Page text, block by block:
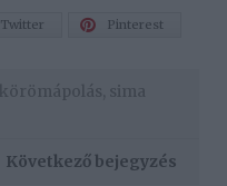
Twitter Pinterest
körömápolás sima
Következő bejegyzés